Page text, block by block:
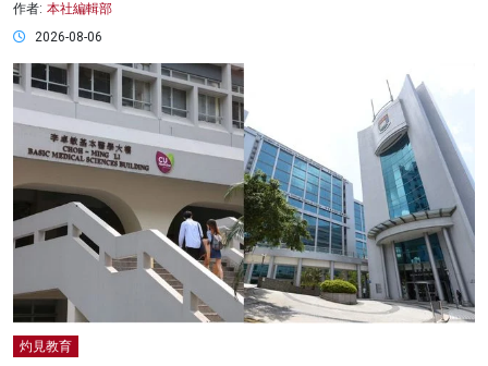
作者: 本社編輯部
2026-08-06
灼見教育